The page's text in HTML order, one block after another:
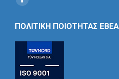
Social
ΠΟΛΙΤΙΚΗ ΠΟΙΟΤΗΤΑΣ ΕΒΕΑ